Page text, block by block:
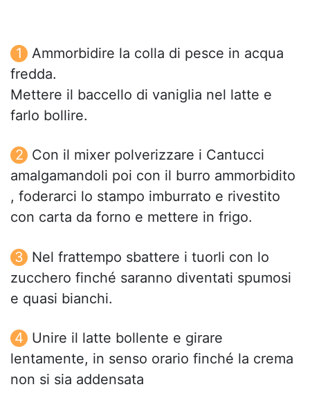
Ammorbidire la colla di pesce in acqua
fredda.
Mettere il baccello di vaniglia nel latte e
farlo bollire.
Con il mixer polverizzare i Cantucci
amalgamandoli poi con il burro ammorbidito
, foderarci lo stampo imburrato e rivestito
con carta da forno e mettere in frigo.
Nel frattempo sbattere i tuorli con lo
zucchero finché saranno diventati spumosi
e quasi bianchi.
Unire il latte bollente e girare
lentamente, in senso orario finché la crema
non si sia addensata